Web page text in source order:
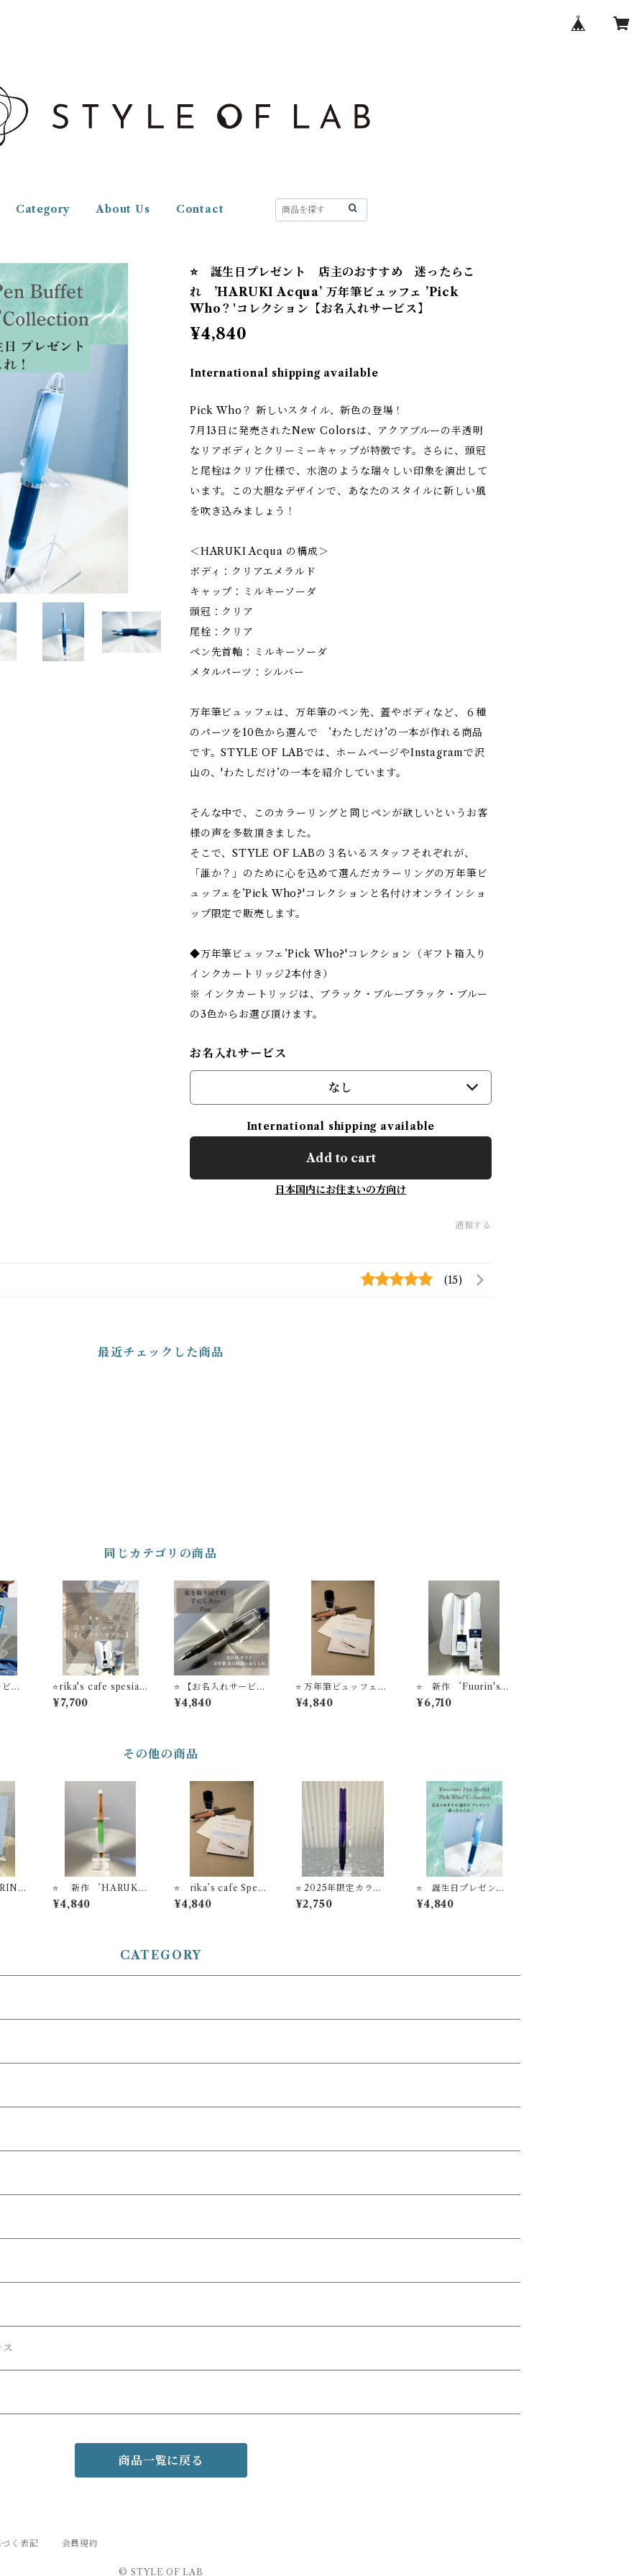
Category About Us Contact
⭐️ 誕生日プレゼント 店主のおすすめ 迷ったらこ
れ ’HARUKI Acqua’ 万年筆ビュッフェ ’Pick
Who？'コレクション【お名入れサービス】
¥4,840
International shipping available
Pick Who？ 新しいスタイル、新色の登場！
7月13日に発売されたNew Colorsは、アクアブルーの半透明
なリアボディとクリーミーキャップが特徴です。さらに、頭冠
と尾栓はクリア仕様で、水泡のような瑞々しい印象を演出して
います。この大胆なデザインで、あなたのスタイルに新しい風
を吹き込みましょう！
＜HARUKI Acqua の構成＞
ボディ：クリアエメラルド
キャップ：ミルキーソーダ
頭冠：クリア
尾栓：クリア
ペン先首軸：ミルキーソーダ
メタルパーツ：シルバー
万年筆ビュッフェは、万年筆のペン先、蓋やボディなど、６種
のパーツを10色から選んで ’わたしだけ’の一本が作れる商品
です。STYLE OF LABでは、ホームページやInstagramで沢
山の、'わたしだけ’の一本を紹介しています。
そんな中で、このカラーリングと同じペンが欲しいというお客
様の声を多数頂きました。
そこで、STYLE OF LABの３名いるスタッフそれぞれが、
「誰か？」のために心を込めて選んだカラーリングの万年筆ビ
ュッフェを’Pick Who?'コレクションと名付けオンラインショ
ップ限定で販売します。
◆万年筆ビュッフェ’Pick Who?'コレクション（ギフト箱入り
インクカートリッジ2本付き）
※ インクカートリッジは、ブラック・ブルーブラック・ブルー
の3色からお選び頂けます。
お名入れサービス
なし
International shipping available
Add to cart
日本国内にお住まいの方向け
通報する
(15)
最近チェックした商品
同じカテゴリの商品
⭐️rika's cafe spesial
【リモート万年筆ビュ
ッフェ】 コンプリー
＋インク吸入器コンバ
ータ＋フレグランスス
AB ＃24
¥7,700
⭐️ 【お名入れサービ
ス】父の日 ギフト 万
年筆は 店主のおすすめ
¥4,840
⭐️ 万年筆ビュッフェ
ギフトカード【送料無
料】
¥4,840
⭐️ 新作 ’Fuurin's L
ady’ 万年筆ビュッフェ
’Pick Who？'コレク
¥6,710
その他の商品
⭐️ 新作 ’HARUKI
BUQUET’ 万年筆ビュ
ッフェ ’Pick Wh
¥4,840
⭐️ rika’s cafe Speci
al 万年筆ビュッフ
ェ ギフトカード＋お
¥4,840
⭐️ 2025年限定カラー
【お名入れサービス】
セーラー万年筆 ボー
¥2,750
⭐️ 誕生日プレゼン
ト 店主のおすすめ
迷ったらこれ ’HAR
¥4,840
CATEGORY
商品一覧に戻る
く表記 会員規約
© STYLE OF LAB